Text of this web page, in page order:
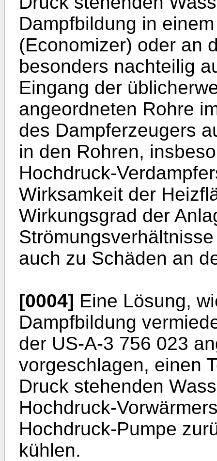
Dampfbildung in
(Economizer) oder an
besonders nachteilig
Eingang der
angeordneten Rohre
des Dampferzeugers
in den Rohren,
Hochdruck-
Wirksamkeit der
Wirkungsgrad der
auch zu Schäden an
[0004] Eine Lösung,
Dampfbildung
der US-A-3 756 023
vorgeschlagen, einen
Druck stehenden
Hochdruck-
Hochdruck-Pumpe
kühlen.